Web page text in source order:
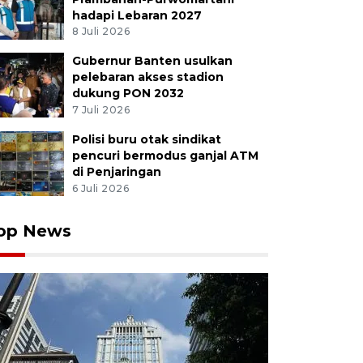
hadapi Lebaran 2027
8 Juli 2026
Gubernur Banten usulkan
pelebaran akses stadion
dukung PON 2032
7 Juli 2026
Polisi buru otak sindikat
pencuri bermodus ganjal ATM
di Penjaringan
6 Juli 2026
News